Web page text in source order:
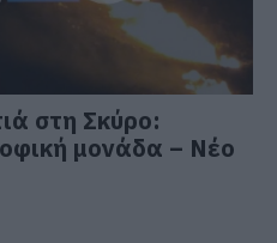
στη Σκύρο:
μονάδα – Νέο